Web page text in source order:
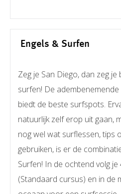
Engels & Surfen
Zeg je San Diego, dan zeg
surfen! De adembenemende
biedt de beste surfspots.
natuurlijk zelf erop uit gaan,
nog wel wat surflessen, tips
gebruiken, is er de
Surfen! In de ochtend volg
(Standaard cursus) en in de